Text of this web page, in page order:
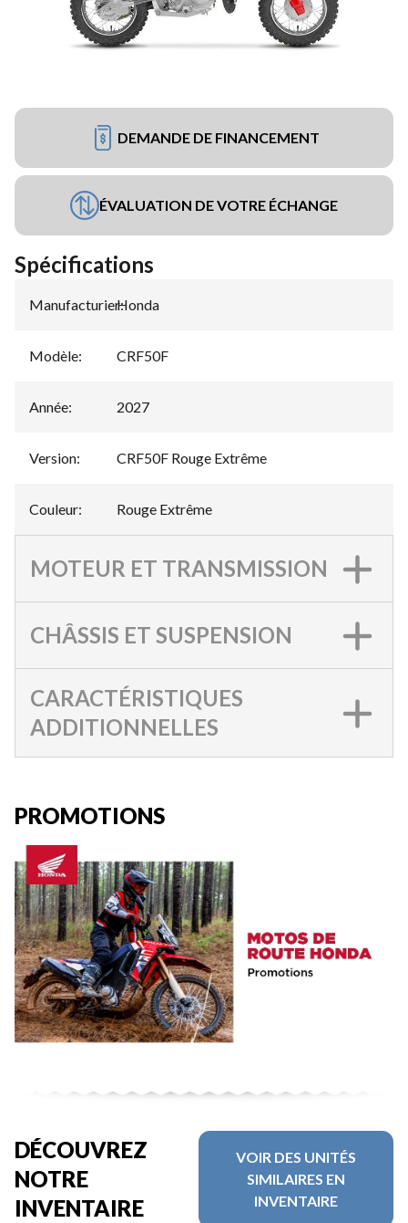
DEMANDE DE FINANCEMENT
ÉVALUATION DE VOTRE ÉCHANGE
Spécifications
Manufacturier:
Honda
Modèle: CRF50F
Année: 2027
Version: CRF50F Rouge Extrême
Couleur: Rouge Extrême
MOTEUR ET TRANSMISSION
CHÂSSIS ET SUSPENSION
CARACTÉRISTIQUES
ADDITIONNELLES
PROMOTIONS
DÉCOUVREZ
NOTRE
INVENTAIRE
VOIR DES UNITÉS
SIMILAIRES EN
INVENTAIRE